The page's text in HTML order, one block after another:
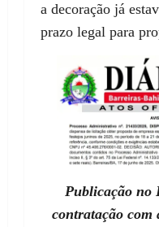
a decoração já
prazo legal para
Publicação
contratação com